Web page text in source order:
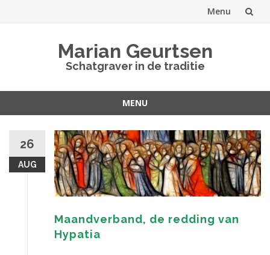
Menu
Marian Geurtsen
Schatgraver in de traditie
MENU
inhoud26
AUG
Maandverband, de redding van
Hypatia